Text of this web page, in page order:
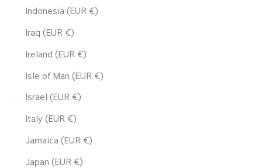
Indonesia (EUR €)
Iraq (EUR €)
Ireland (EUR €)
Isle of Man (EUR €)
Israel (EUR €)
Italy (EUR €)
Jamaica (EUR €)
Japan (EUR €)